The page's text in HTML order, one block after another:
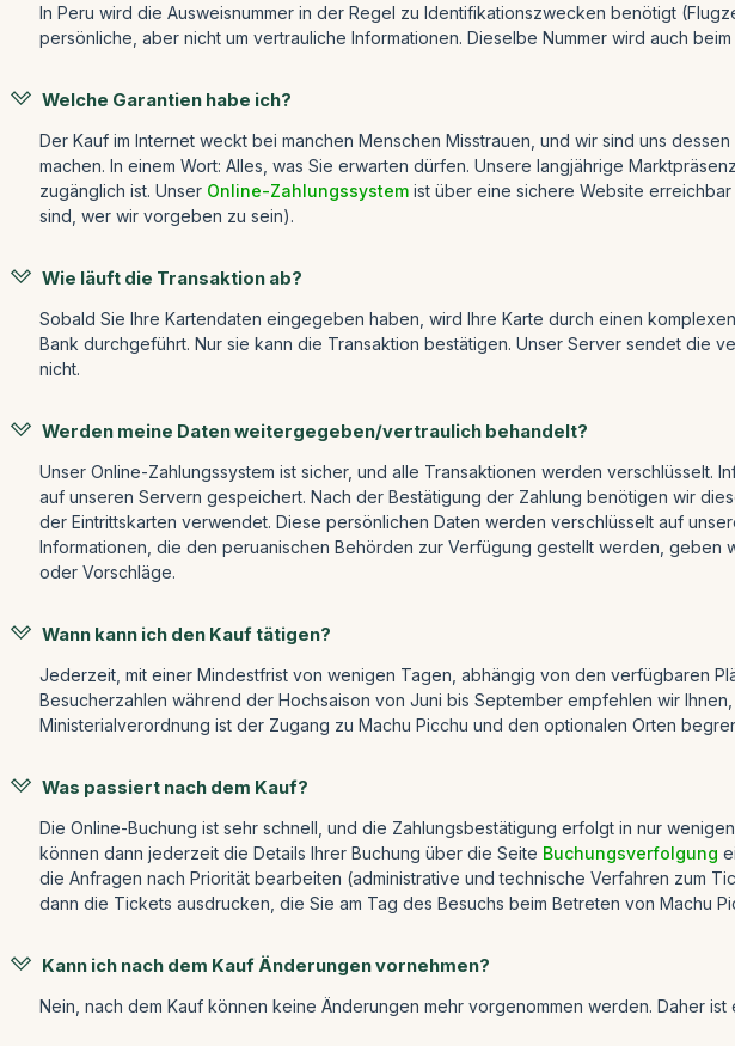
In Peru wird die Ausweisnummer in der Regel zu Identifikationszwecken benötigt
persönliche, aber nicht um vertrauliche Informationen. Dieselbe Nummer wird auch
Welche Garantien habe ich?
Der Kauf im Internet weckt bei manchen Menschen Misstrauen, und wir sind uns
machen. In einem Wort: Alles, was Sie erwarten dürfen. Unsere langjährige
zugänglich ist. Unser Online-Zahlungssystem ist über eine sichere Website
sind, wer wir vorgeben zu sein).
Wie läuft die Transaktion ab?
Sobald Sie Ihre Kartendaten eingegeben haben, wird Ihre Karte durch einen
Bank durchgeführt. Nur sie kann die Transaktion bestätigen. Unser Server sendet die
nicht.
Werden meine Daten weitergegeben/vertraulich behandelt?
Unser Online-Zahlungssystem ist sicher, und alle Transaktionen werden
auf unseren Servern gespeichert. Nach der Bestätigung der Zahlung benötigen wir
der Eintrittskarten verwendet. Diese persönlichen Daten werden verschlüsselt auf
Informationen, die den peruanischen Behörden zur Verfügung gestellt werden,
oder Vorschläge.
Wann kann ich den Kauf tätigen?
Jederzeit, mit einer Mindestfrist von wenigen Tagen, abhängig von den verfügbaren
Besucherzahlen während der Hochsaison von Juni bis September empfehlen wir
Ministerialverordnung ist der Zugang zu Machu Picchu und den optionalen Orten
Was passiert nach dem Kauf?
Die Online-Buchung ist sehr schnell, und die Zahlungsbestätigung erfolgt in nur
können dann jederzeit die Details Ihrer Buchung über die Seite Buchungsverfolgung
die Anfragen nach Priorität bearbeiten (administrative und technische Verfahren zum
dann die Tickets ausdrucken, die Sie am Tag des Besuchs beim Betreten von Machu
Kann ich nach dem Kauf Änderungen vornehmen?
Nein, nach dem Kauf können keine Änderungen mehr vorgenommen werden. Daher